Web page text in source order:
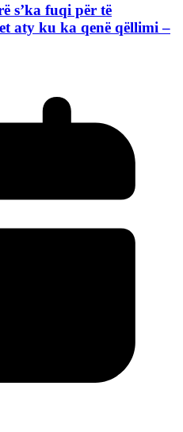
s’ka fuqi për të
aty ku ka qenë qëllimi –